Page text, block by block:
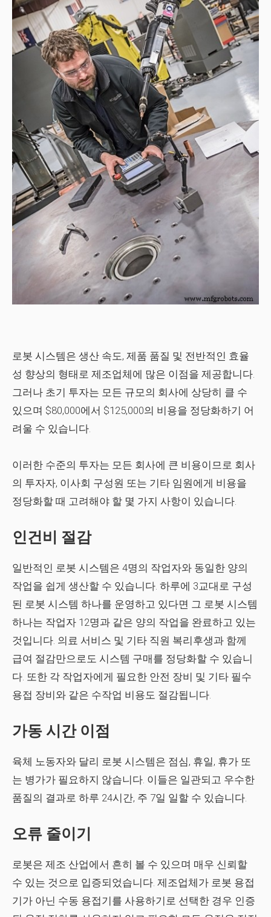
로봇 시스템은 생산 속도, 제품 품질 및 전반적인 효율
성 향상의 형태로 제조업체에 많은 이점을 제공합니다.
그러나 초기 투자는 모든 규모의 회사에 상당히 클 수
있으며 $80,000에서 $125,000의 비용을 정당화하기 어
려울 수 있습니다.
이러한 수준의 투자는 모든 회사에 큰 비용이므로 회사
의 투자자, 이사회 구성원 또는 기타 임원에게 비용을
정당화할 때 고려해야 할 몇 가지 사항이 있습니다.
인건비 절감
일반적인 로봇 시스템은 4명의 작업자와 동일한 양의
작업을 쉽게 생산할 수 있습니다. 하루에 3교대로 구성
된 로봇 시스템 하나를 운영하고 있다면 그 로봇 시스템
하나는 작업자 12명과 같은 양의 작업을 완료하고 있는
것입니다. 의료 서비스 및 기타 직원 복리후생과 함께
급여 절감만으로도 시스템 구매를 정당화할 수 있습니
다. 또한 각 작업자에게 필요한 안전 장비 및 기타 필수
용접 장비와 같은 수작업 비용도 절감됩니다.
가동 시간 이점
육체 노동자와 달리 로봇 시스템은 점심, 휴일, 휴가 또
는 병가가 필요하지 않습니다. 이들은 일관되고 우수한
품질의 결과로 하루 24시간, 주 7일 일할 수 있습니다.
오류 줄이기
로봇은 제조 산업에서 흔히 볼 수 있으며 매우 신뢰할
수 있는 것으로 입증되었습니다. 제조업체가 로봇 용접
기가 아닌 수동 용접기를 사용하기로 선택한 경우 인증